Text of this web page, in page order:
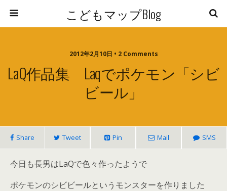
こどもマップBlog
2012年2月10日 • 2 Comments
LaQ作品集 Laqでポケモン「シビ
ビール」
Share Tweet Pin Mail SMS
今日も長男はLaQで色々作ったようで
ポケモンのシビビールというモンスターを作りました